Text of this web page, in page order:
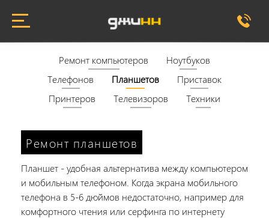
Ремонт компьютеров
Ноутбуков
Телефонов
Планшетов
Приставок
Принтеров
Телевизоров Техники
Ремонт планшетов
Планшет - удобная альтернатива между компьютером
и мобильным телефоном. Когда экрана мобильного
телефона в 5-6 дюймов недостаточно, например для
комфортного чтения или серфинга по интернету